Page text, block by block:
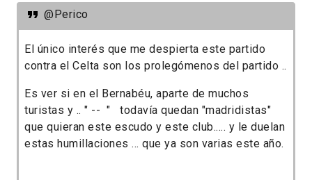
@Perico
El único interés que me despierta este partido
contra el Celta son los prolegómenos del partido ..
Es ver si en el Bernabéu, aparte de muchos
turistas y .. " -- " todavía quedan "madridistas"
que quieran este escudo y este club..... y le duelan
estas humillaciones ... que ya son varias este año.